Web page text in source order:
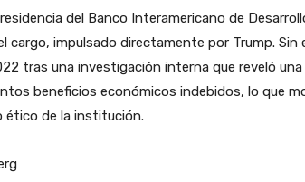
del Banco Interamericano de
cargo, impulsado directamente por Trump.
tras una investigación interna que reveló
beneficios económicos indebidos, lo que
ético de la institución.